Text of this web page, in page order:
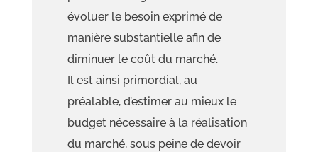
évoluer le besoin exprimé de
manière substantielle afin de
diminuer le coût du marché.
Il est ainsi primordial, au
préalable, d’estimer au mieux le
budget nécessaire à la réalisation
du marché, sous peine de devoir